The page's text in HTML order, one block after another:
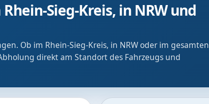
Sieg-Kreis, in NRW und
Ob im Rhein-Sieg-Kreis, in NRW oder im gesamten
direkt am Standort des Fahrzeugs und